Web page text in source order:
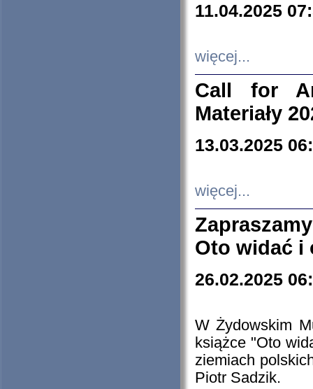
11.04.2025
więcej...
Call for
Materiały
13.03.2025
więcej...
Oto widać i
26.02.2025
W Żydowskim
książce "Oto
ziemiach
Piotr Sadzik.